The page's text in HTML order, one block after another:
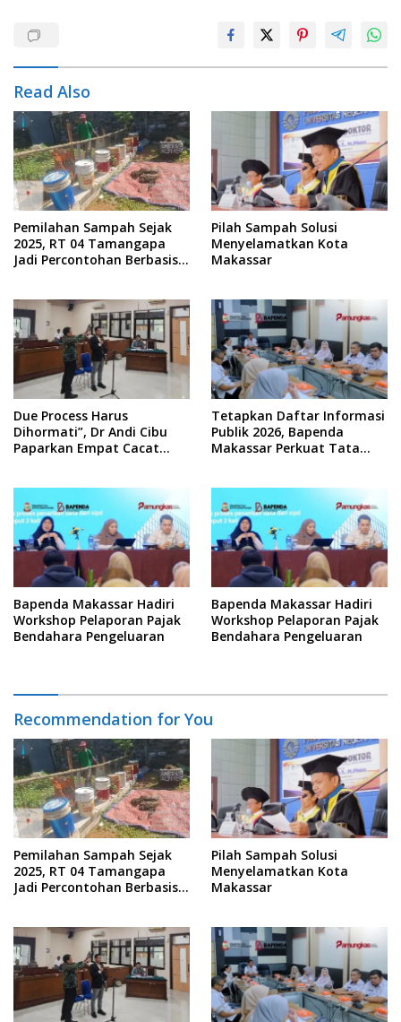
Read Also
Pemilahan Sampah Sejak
2025, RT 04 Tamangapa
Jadi Percontohan Berbasis
Pilah Sampah Solusi
Menyelamatkan Kota
Makassar
Due Process Harus
Dihormati”, Dr Andi Cibu
Paparkan Empat Cacat
Tetapkan Daftar Informasi
Publik 2026, Bapenda
Makassar Perkuat Tata
Bapenda Makassar Hadiri
Workshop Pelaporan Pajak
Bendahara Pengeluaran
Bapenda Makassar Hadiri
Workshop Pelaporan Pajak
Bendahara Pengeluaran
Recommendation for You
Pemilahan Sampah Sejak
2025, RT 04 Tamangapa
Jadi Percontohan Berbasis
Pilah Sampah Solusi
Menyelamatkan Kota
Makassar